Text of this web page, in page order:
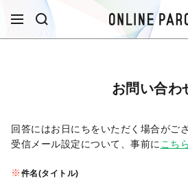
お問い合わ
回答にはお日にちをいただく場合がご
受信メール設定について、事前に こちら
件名(タイトル)